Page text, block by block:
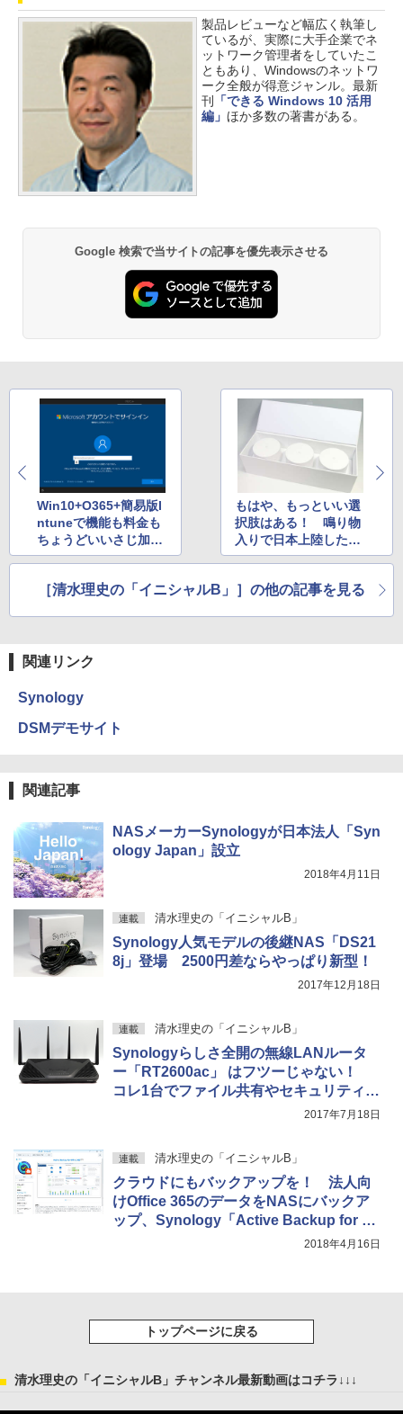
製品レビューなど幅広く執筆し
ているが、実際に大手企業でネ
ットワーク管理者をしていたこ
ともあり、Windowsのネットワ
ーク全般が得意ジャンル。最新
刊
「できる Windows 10 活用
編」 ほか多数の著書がある。
Google 検索で当サイトの記事を優先表示させる
Win10+O365+簡易版I
ntuneで機能も料金も
ちょうどいいさじ加
減 「Microsoft 365
てみた
もはや、もっといい選
択肢はある！ 鳴り物
入りで日本上陸した
「Google Wifi」のメ
［清水理史の「イニシャルB」］の他の記事を見る
関連リンク
Synology
DSMデモサイト
関連記事
NASメーカーSynologyが日本法人「Syn
ology Japan」設立
2018年4月11日
連載 清水理史の「イニシャルB」
Synology人気モデルの後継NAS「DS21
8j」登場 2500円差ならやっぱり新型！
2017年12月18日
連載 清水理史の「イニシャルB」
Synologyらしさ全開の無線LANルータ
ー「RT2600ac」 はフツーじゃない！
コレ1台でファイル共有やセキュリティ対
2017年7月18日
連載 清水理史の「イニシャルB」
クラウドにもバックアップを！ 法人向
けOffice 365のデータをNASにバックア
ップ、Synology「Active Backup for Of
fice 365（ベータ版）」を試す2018年4月16日
トップページに戻る
清水理史の「イニシャルB」チャンネル最新動画はコチラ↓↓↓